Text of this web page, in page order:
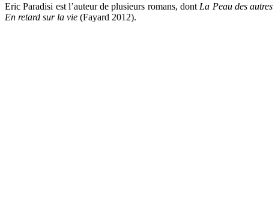
Eric Paradisi est l’auteur de plusieurs romans, dont La Peau des autres
En retard sur la vie (Fayard 2012).